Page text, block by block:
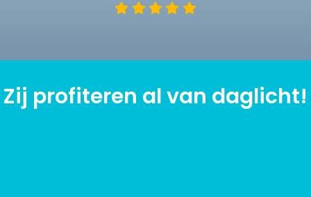
Zij profiteren al van daglicht!